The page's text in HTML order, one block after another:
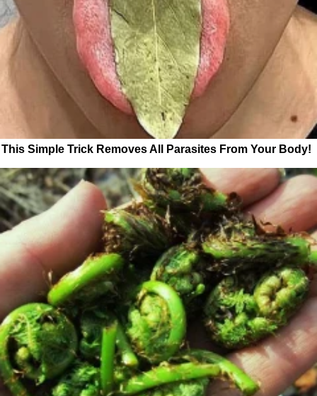
This Simple Trick Removes All Parasites From Your Body!